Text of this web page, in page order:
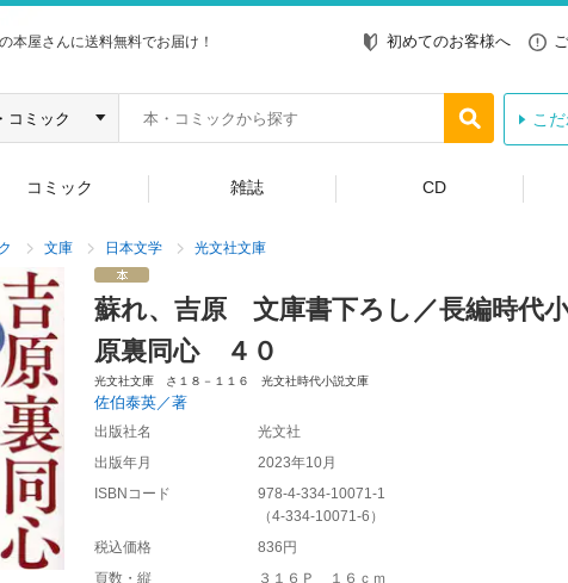
本屋さんに送料無料でお届け！ 初めてのお客様へ
こ
コミック 雑誌 CD
文庫 日本文学 光文社文庫
蘇れ、吉原 文庫書下ろし／長編時代
原裏同心 ４０
光文社文庫 さ１８－１１６ 光文社時代小説文庫
佐伯泰英／著
出版社名
光文社
出版年月
2023年10月
ISBNコード
978-4-334-10071-1
（4-334-10071-6 ）
税込価格
836円
頁数・縦
３１６Ｐ １６ｃｍ